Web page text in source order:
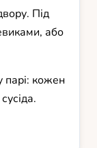
Під
або
парі: кожен